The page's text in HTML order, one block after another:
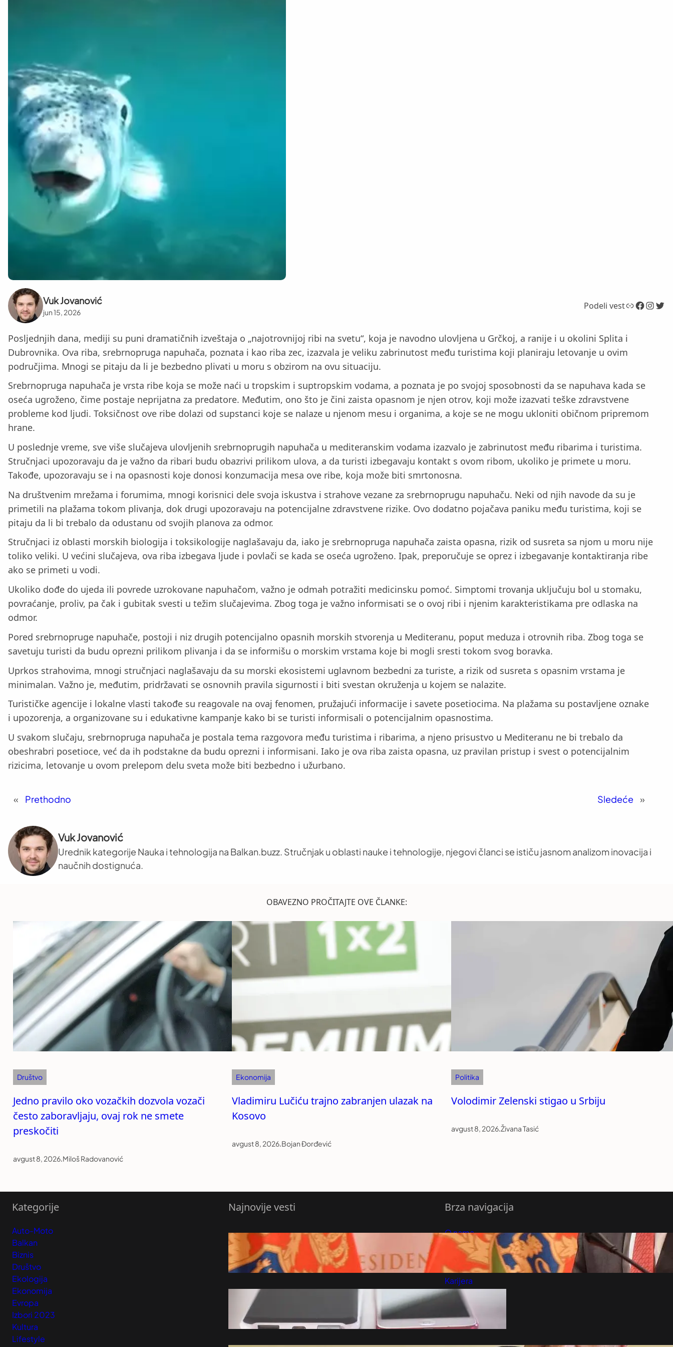
Vuk Jovanović
jun 15, 2026
Podeli vestLink Facebook InstagramTwitter
Posljednjih dana, mediji su puni dramatičnih izveštaja o „najotrovnijoj ribi na svetu“, koja je navodno ulovljena u Grčkoj, a ranije i u okolini Splita i
Dubrovnika. Ova riba, srebrnopruga napuhača, poznata i kao riba zec, izazvala je veliku zabrinutost među turistima koji planiraju letovanje u ovim
područjima. Mnogi se pitaju da li je bezbedno plivati u moru s obzirom na ovu situaciju.
Srebrnopruga napuhača je vrsta ribe koja se može naći u tropskim i suptropskim vodama, a poznata je po svojoj sposobnosti da se napuhava kada se
oseća ugroženo, čime postaje neprijatna za predatore. Međutim, ono što je čini zaista opasnom je njen otrov, koji može izazvati teške zdravstvene
probleme kod ljudi. Toksičnost ove ribe dolazi od supstanci koje se nalaze u njenom mesu i organima, a koje se ne mogu ukloniti običnom pripremom
hrane.
U poslednje vreme, sve više slučajeva ulovljenih srebrnoprugih napuhača u mediteranskim vodama izazvalo je zabrinutost među ribarima i turistima.
Stručnjaci upozoravaju da je važno da ribari budu obazrivi prilikom ulova, a da turisti izbegavaju kontakt s ovom ribom, ukoliko je primete u moru.
Takođe, upozoravaju se i na opasnosti koje donosi konzumacija mesa ove ribe, koja može biti smrtonosna.
Na društvenim mrežama i forumima, mnogi korisnici dele svoja iskustva i strahove vezane za srebrnoprugu napuhaču. Neki od njih navode da su je
primetili na plažama tokom plivanja, dok drugi upozoravaju na potencijalne zdravstvene rizike. Ovo dodatno pojačava paniku među turistima, koji se
pitaju da li bi trebalo da odustanu od svojih planova za odmor.
Stručnjaci iz oblasti morskih biologija i toksikologije naglašavaju da, iako je srebrnopruga napuhača zaista opasna, rizik od susreta sa njom u moru nije
toliko veliki. U većini slučajeva, ova riba izbegava ljude i povlači se kada se oseća ugroženo. Ipak, preporučuje se oprez i izbegavanje kontaktiranja ribe
ako se primeti u vodi.
Ukoliko dođe do ujeda ili povrede uzrokovane napuhačom, važno je odmah potražiti medicinsku pomoć. Simptomi trovanja uključuju bol u stomaku,
povraćanje, proliv, pa čak i gubitak svesti u težim slučajevima. Zbog toga je važno informisati se o ovoj ribi i njenim karakteristikama pre odlaska na
odmor.
Pored srebrnopruge napuhače, postoji i niz drugih potencijalno opasnih morskih stvorenja u Mediteranu, poput meduza i otrovnih riba. Zbog toga se
savetuju turisti da budu oprezni prilikom plivanja i da se informišu o morskim vrstama koje bi mogli sresti tokom svog boravka.
Uprkos strahovima, mnogi stručnjaci naglašavaju da su morski ekosistemi uglavnom bezbedni za turiste, a rizik od susreta s opasnim vrstama je
minimalan. Važno je, međutim, pridržavati se osnovnih pravila sigurnosti i biti svestan okruženja u kojem se nalazite.
Turističke agencije i lokalne vlasti takođe su reagovale na ovaj fenomen, pružajući informacije i savete posetiocima. Na plažama su postavljene oznake
i upozorenja, a organizovane su i edukativne kampanje kako bi se turisti informisali o potencijalnim opasnostima.
U svakom slučaju, srebrnopruga napuhača je postala tema razgovora među turistima i ribarima, a njeno prisustvo u Mediteranu ne bi trebalo da
obeshrabri posetioce, već da ih podstakne da budu oprezni i informisani. Iako je ova riba zaista opasna, uz pravilan pristup i svest o potencijalnim
rizicima, letovanje u ovom prelepom delu sveta može biti bezbedno i užurbano.
« Prethodno Sledeće »
Vuk Jovanović
Urednik kategorije Nauka i tehnologija na Balkan.buzz. Stručnjak u oblasti nauke i tehnologije, njegovi članci se ističu jasnom analizom inovacija i
naučnih dostignuća.
OBAVEZNO PROČITAJTE OVE ČLANKE:
Društvo
Jedno pravilo oko vozačkih dozvola vozači
često zaboravljaju, ovaj rok ne smete
preskočiti
avgust 8, 2026.Miloš Radovanović
Ekonomija
Vladimiru Lučiću trajno zabranjen ulazak na
Kosovo
avgust 8, 2026.Bojan Đorđević
Politika
Volodimir Zelenski stigao u Srbiju
avgust 8, 2026.Živana Tasić
Kategorije
Auto-Moto
Balkan
Biznis
Društvo
Ekologija
Ekonomija
Evropa
Izbori 2023
Kultura
Lifestyle
Najnovije vesti
Milatović pozvao da se pobede
crnogorske vojske ne koriste za političke
obračune – Region
avgust 8, 2026
Vraćaju li se baterije na telefonima koje
sami možete zamijeniti?
avgust 8, 2026
Brza navigacija
O nama
Predloži Vest
Pretplatite se na vesti
Karijera
Marketing
Kontakt